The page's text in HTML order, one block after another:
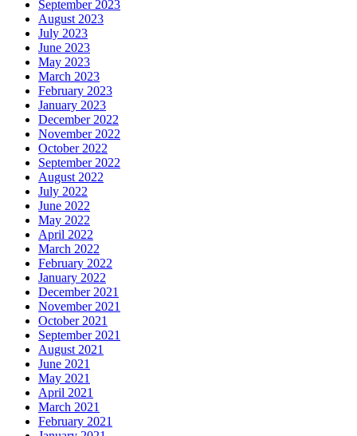
September 2023
August 2023
July 2023
June 2023
May 2023
March 2023
February 2023
January 2023
December 2022
November 2022
October 2022
September 2022
August 2022
July 2022
June 2022
May 2022
April 2022
March 2022
February 2022
January 2022
December 2021
November 2021
October 2021
September 2021
August 2021
June 2021
May 2021
April 2021
March 2021
February 2021